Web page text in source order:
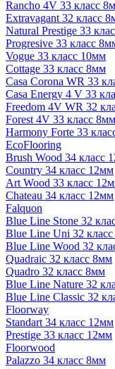
Rancho 4V 33 класс
Extravagant 32 класс
Natural Prestige 33
Progresive 33 класс
Vogue 33 класс 10мм
Cottage 33 класс 8мм
Casa Corona WR 33
Casa Energy 4 V 33
Freedom 4V WR 32
Forest 4V 33 класс 8мм
Harmony Forte 33
EcoFlooring
Brush Wood 34 класс
Country 34 класс 12мм
Art Wood 33 класс
Chateau 34 класс 12мм
Falquon
Blue Line Stone 32
Blue Line Uni 32
Blue Line Wood 32
Quadraic 32 класс 8мм
Quadro 32 класс 8мм
Blue Line Nature 32
Blue Line Classic 32
Floorway
Standart 34 класс 12мм
Prestige 33 класс 12мм
Floorwood
Palazzo 34 класс 8мм